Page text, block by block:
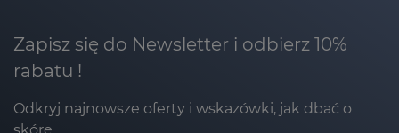
Zapisz się do Newsletter i odbierz 10%
rabatu !
Odkryj najnowsze oferty i wskazówki, jak dbać o